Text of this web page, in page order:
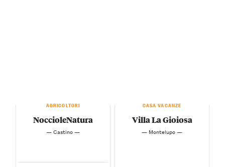
AGRICOLTORI
NoccioleNatura
— Castino —
CASA VACANZE
Villa La Gioiosa
— Montelupo —